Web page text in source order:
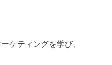
ケティングを学び、